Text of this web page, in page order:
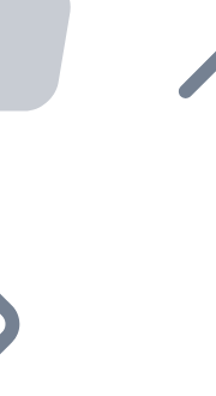
API no seu
rede de
token do seu projeto